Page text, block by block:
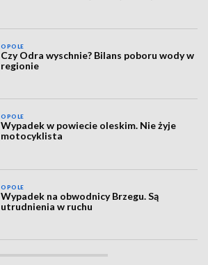
OPOLE
Czy Odra wyschnie? Bilans poboru wody w
regionie
OPOLE
Wypadek w powiecie oleskim. Nie żyje
motocyklista
OPOLE
Wypadek na obwodnicy Brzegu. Są
utrudnienia w ruchu